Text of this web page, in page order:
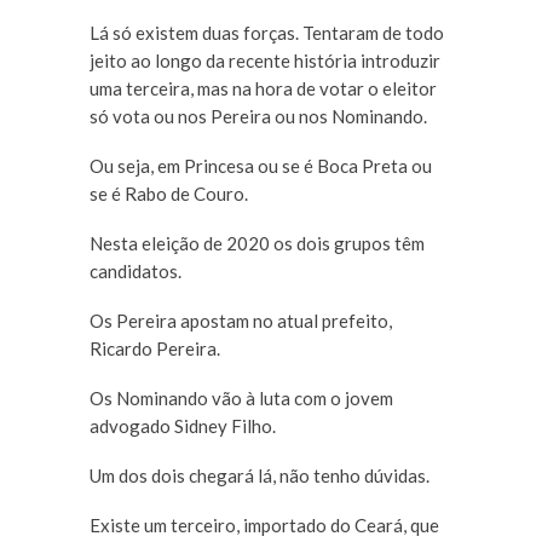
Lá só existem duas forças. Tentaram de todo
jeito ao longo da recente história introduzir
uma terceira, mas na hora de votar o eleitor
só vota ou nos Pereira ou nos Nominando.
Ou seja, em Princesa ou se é Boca Preta ou
se é Rabo de Couro.
Nesta eleição de 2020 os dois grupos têm
candidatos.
Os Pereira apostam no atual prefeito,
Ricardo Pereira.
Os Nominando vão à luta com o jovem
advogado Sidney Filho.
Um dos dois chegará lá, não tenho dúvidas.
Existe um terceiro, importado do Ceará, que